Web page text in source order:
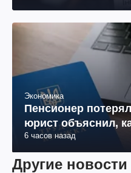
Экономика
Пенсионер
юрист объяснил,
6 часов назад
Другие новости